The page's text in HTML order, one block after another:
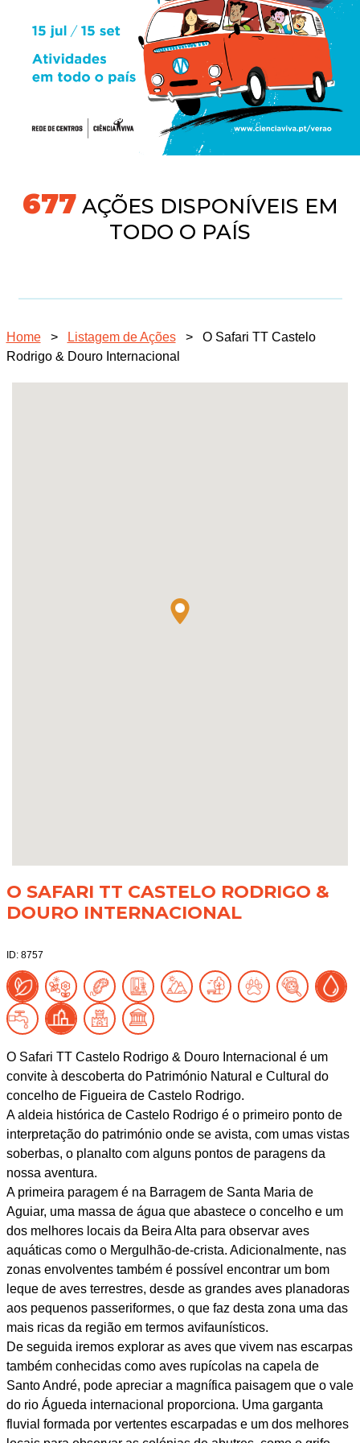
718AÇÕES DISPONÍVEIS EM
TODO O PAÍS
Home > Listagem de Ações >
O Safari TT Castelo
Rodrigo & Douro Internacional
O SAFARI TT CASTELO RODRIGO &
DOURO INTERNACIONAL
ID: 8757
O Safari TT Castelo Rodrigo & Douro Internacional é um
convite à descoberta do Património Natural e Cultural do
concelho de Figueira de Castelo Rodrigo.
A aldeia histórica de Castelo Rodrigo é o primeiro ponto de
interpretação do património onde se avista, com umas vistas
soberbas, o planalto com alguns pontos de paragens da
nossa aventura.
A primeira paragem é na Barragem de Santa Maria de
Aguiar, uma massa de água que abastece o concelho e um
dos melhores locais da Beira Alta para observar aves
aquáticas como o Mergulhão-de-crista. Adicionalmente, nas
zonas envolventes também é possível encontrar um bom
leque de aves terrestres, desde as grandes aves planadoras
aos pequenos passeriformes, o que faz desta zona uma das
mais ricas da região em termos avifaunísticos.
De seguida iremos explorar as aves que vivem nas escarpas
também conhecidas como aves rupícolas na capela de
Santo André, pode apreciar a magnífica paisagem que o vale
do rio Águeda internacional proporciona. Uma garganta
fluvial formada por vertentes escarpadas e um dos melhores